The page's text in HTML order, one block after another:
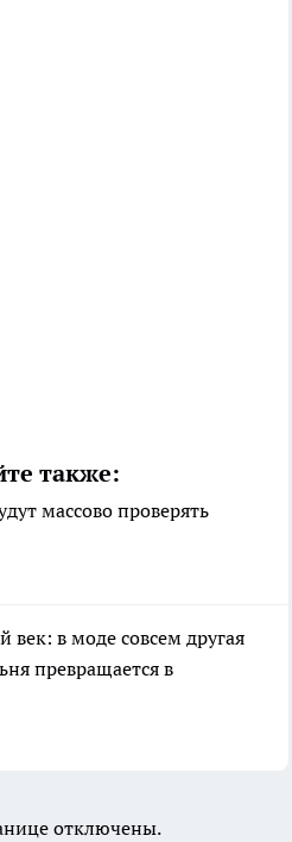
также:
массово проверять
в моде совсем другая
превращается в
отключены.